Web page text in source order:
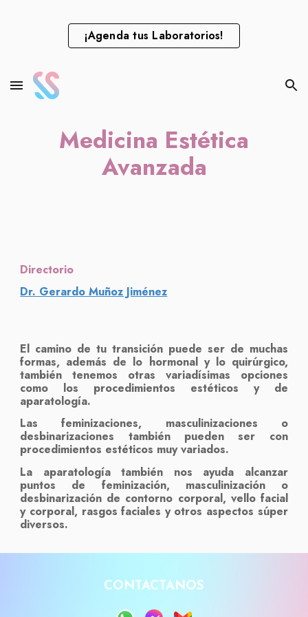
Skip to main content Skip to navigation
¡Agenda tus Laboratorios!
Medicina Estética
Avanzada
Directorio
Dr. Gerardo Muñoz Jiménez
El camino de tu transición puede ser de muchas
formas, además de lo hormonal y lo quirúrgico,
también tenemos otras variadísimas opciones
como los procedimientos estéticos y de
aparatología.
Las feminizaciones, masculinizaciones o
desbinarizaciones
también pueden ser con
procedimientos estéticos muy variados.
La aparatología también nos ayuda alcanzar
puntos de feminización, masculinización o
desbinarización de contorno corporal, vello facial
y corporal, rasgos faciales y otros aspectos súper
diversos.
CONTACTANOS